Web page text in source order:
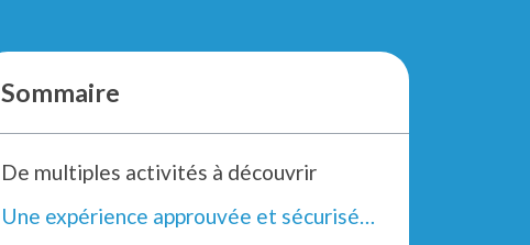
Sommaire
De multiples activités à découvrir
Une expérience approuvée et sécurisée par Swikly